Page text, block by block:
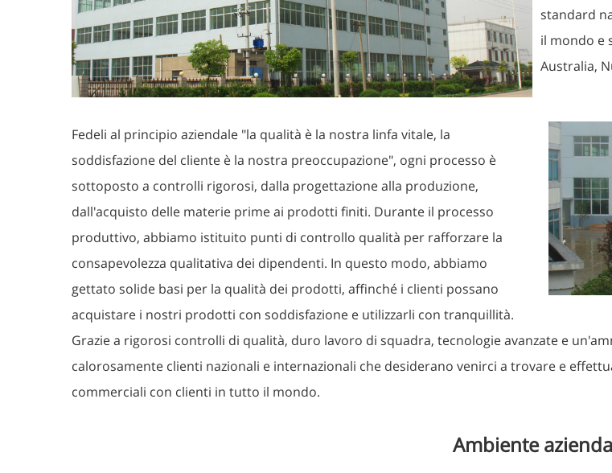
standard
il mondo e
Australia,
Fedeli al principio aziendale "la qualità è la nostra linfa vitale, la
soddisfazione del cliente è la nostra preoccupazione", ogni processo è
sottoposto a controlli rigorosi, dalla progettazione alla produzione,
dall'acquisto delle materie prime ai prodotti finiti. Durante il processo
produttivo, abbiamo istituito punti di controllo qualità per rafforzare la
consapevolezza qualitativa dei dipendenti. In questo modo, abbiamo
gettato solide basi per la qualità dei prodotti, affinché i clienti possano
acquistare i nostri prodotti con soddisfazione e utilizzarli con tranquillità.
Grazie a rigorosi controlli di qualità, duro lavoro di squadra, tecnologie avanzate e
calorosamente clienti nazionali e internazionali che desiderano venirci a trovare e
commerciali con clienti in tutto il mondo.
Ambiente